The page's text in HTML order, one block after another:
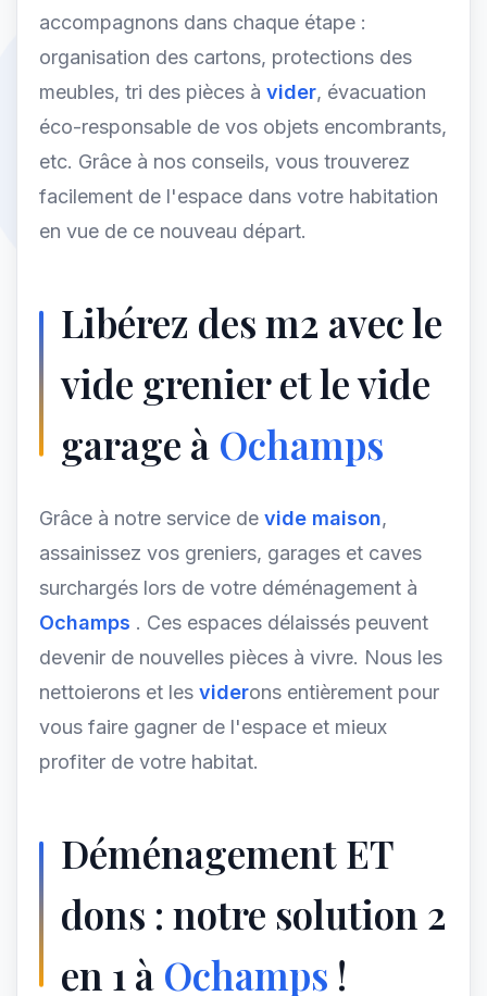
accompagnons dans chaque étape :
organisation des cartons, protections des
meubles, tri des pièces à vider, évacuation
éco-responsable de vos objets encombrants,
etc. Grâce à nos conseils, vous trouverez
facilement de l'espace dans votre habitation
en vue de ce nouveau départ.
Libérez des m2 avec le
vide grenier et le vide
garage à Ochamps
Grâce à notre service de vide maison,
assainissez vos greniers, garages et caves
surchargés lors de votre déménagement à
Ochamps . Ces espaces délaissés peuvent
devenir de nouvelles pièces à vivre. Nous les
nettoierons et les viderons entièrement pour
vous faire gagner de l'espace et mieux
profiter de votre habitat.
Déménagement ET
dons : notre solution 2
en 1 à Ochamps !